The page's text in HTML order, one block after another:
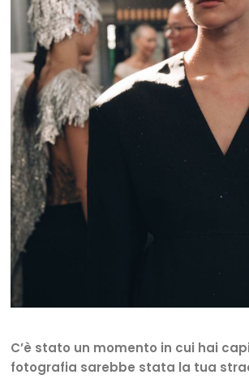
C’è stato un momento in cui hai
fotografia sarebbe stata la tua